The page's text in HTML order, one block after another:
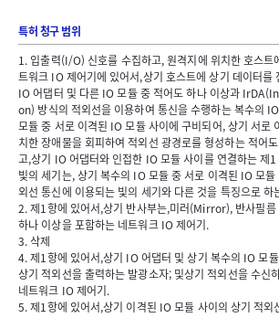
특허 청구 범위
1. 입출력(I/O) 신호를 수집하고, 원격지에 위치한 호스트
트워크 IO 제어기에 있어서,상기 호스트에 상기 데이터를
IO 어댑터 및 다른 IO 모듈 중 적어도 하나 이상과
on) 방식의 적외선을 이용하여 통신을 수행하는 복수의
모듈 중 서로 이격된 IO 모듈 사이에 구비되어, 상기 서로
치한 장애물을 회피하여 적외선 광경로를 형성하는 적어
고,상기 IO 어댑터와 인접한 IO 모듈 사이를 연결하는 제
빛의 세기는, 상기 복수의 IO 모듈 중 서로 이격된 IO 모
외선 통신에 이용되는 빛의 세기와 다른 것을 특징으로
2. 제1항에 있어서,상기 반사부는,미러(Mirror), 반사필름
하나 이상을 포함하는 네트워크 IO 제어기.
3. 삭제
4. 제1항에 있어서,상기 IO 어댑터 및 상기 복수의 IO 모
상기 적외선을 출력하는 발광소자; 및상기 적외선을 수신
네트워크 IO 제어기.
5. 제1항에 있어서,상기 이격된 IO 모듈 사이의 상기 적외